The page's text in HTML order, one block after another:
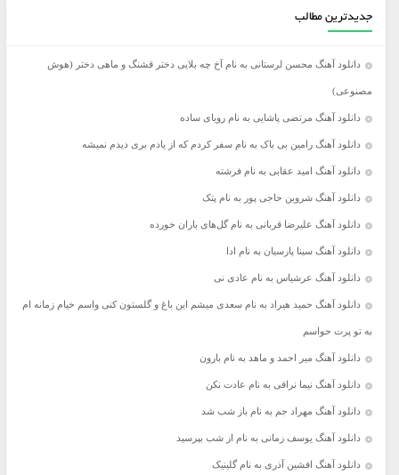
جدیدترین مطالب
دانلود آهنگ محسن لرستانی به نام آخ چه بلایی دختر قشنگ و ماهی دختر (هوش
مصنوعی)
دانلود آهنگ مرتضی پاشایی به نام رویای ساده
دانلود آهنگ رامین بی باک به نام سفر کردم که از یادم بری دیدم نمیشه
دانلود آهنگ امید عقابی به نام فرشته
دانلود آهنگ شروین حاجی پور به نام پتک
دانلود آهنگ علیرضا قربانی به نام گل‌های باران خورده
دانلود آهنگ سینا پارسیان به نام ادا
دانلود آهنگ عرشیاس به نام عادی نی
دانلود آهنگ حمید هیراد به نام سعدی میشم این باغ و گلستون کنی واسم خیام زمانه ام
به تو پرت حواسم
دانلود آهنگ میر احمد و ماهد به نام بارون
دانلود آهنگ نیما نراقی به نام عادت نکن
دانلود آهنگ مهراد جم به نام باز شب شد
دانلود آهنگ یوسف زمانی به نام از شب بپرسید
دانلود آهنگ افشین آذری به نام گلینیک